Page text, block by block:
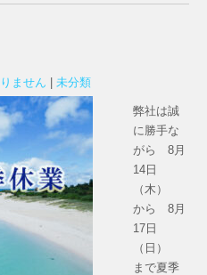
ません 未分類
弊社は誠
に勝手な
がら 8月
14日
（木）
から 8月
17日
（日）
まで夏季